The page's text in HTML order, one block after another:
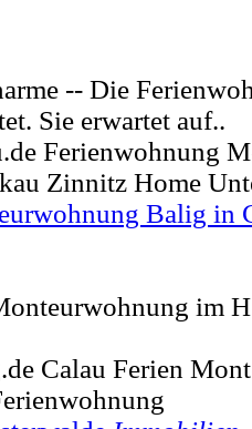
-- Die
Sie erwartet auf..
Ferienwohnung
Zinnitz Home
Balig in
im
Calau Ferien